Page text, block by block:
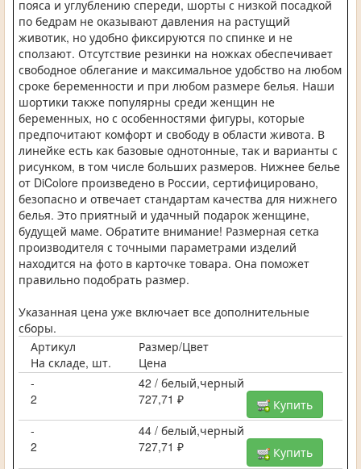
пояса и углублению спереди, шорты с низкой посадкой
по бедрам не оказывают давления на растущий
животик, но удобно фиксируются по спинке и не
сползают. Отсутствие резинки на ножках обеспечивает
свободное облегание и максимальное удобство на любом
сроке беременности и при любом размере белья. Наши
шортики также популярны среди женщин не
беременных, но с особенностями фигуры, которые
предпочитают комфорт и свободу в области живота. В
линейке есть как базовые однотонные, так и варианты с
рисунком, в том числе больших размеров. Нижнее белье
от DiColore произведено в России, сертифицировано,
безопасно и отвечает стандартам качества для нижнего
белья. Это приятный и удачный подарок женщине,
будущей маме. Обратите внимание! Размерная сетка
производителя с точными параметрами изделий
находится на фото в карточке товара. Она поможет
правильно подобрать размер.
Указанная цена уже включает все дополнительные
сборы.
Артикул
Размер/Цвет
На складе, шт.
Цена
-
42 / белый,черный
2
727,71 ₽
Купить
-
44 / белый,черный
2
727,71 ₽
Купить